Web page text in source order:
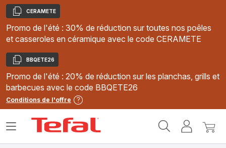
Copier
CERAMETE
Promo de l'été : 30% de réduction sur toutes nos poêles
et casseroles en céramique avec le code CERAMETE
Copier
BBQETE26
Promo de l'été : 20% de réduction sur les planchas, grills et
barbecues avec le code BBQETE26
Conditions de l'offre
MonMon
Ouvrir